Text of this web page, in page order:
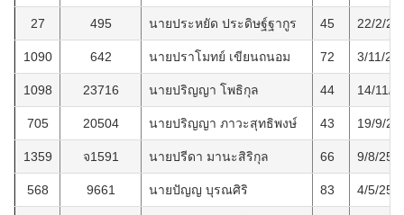
27 495 นายประหยัด ประดิษฐ์ฐากูร 45 22/2/
1090 642 นายปราโมทย์ เขียนถนอม 72 3/11/
1098 23716 นายปริญญา โพธิกุล 44 14/11/
705 20504 นายปริญญา ภาวะสุทธิพงษ์ 43 19/9/
1359 จ1591 นายปรีดา มานะสิริกุล 66 9/8/
568 9661 นายปัญญ บุรณศิริ 83 4/5/